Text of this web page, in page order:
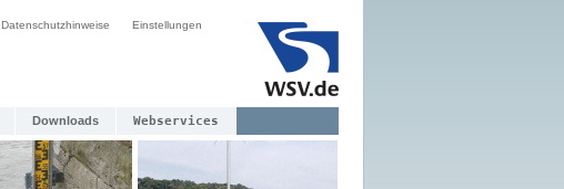
Datenschutzhinweise Einstellungen
Downloads Webservices